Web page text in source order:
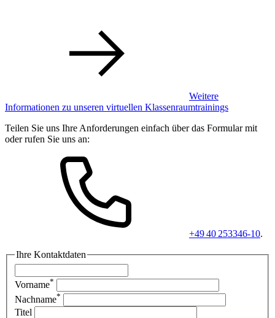
Weitere
Informationen zu unseren virtuellen Klassenraumtrainings
Teilen Sie uns Ihre Anforderungen einfach über das Formular mit
oder rufen Sie uns an:
+49 40 253346-10.
Ihre Kontaktdaten
Vorname*
Nachname*
Titel